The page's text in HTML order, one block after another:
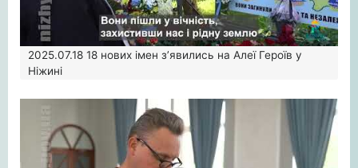
2025.07.18 18 нових імен з’явились на Алеї Героїв у
Ніжині